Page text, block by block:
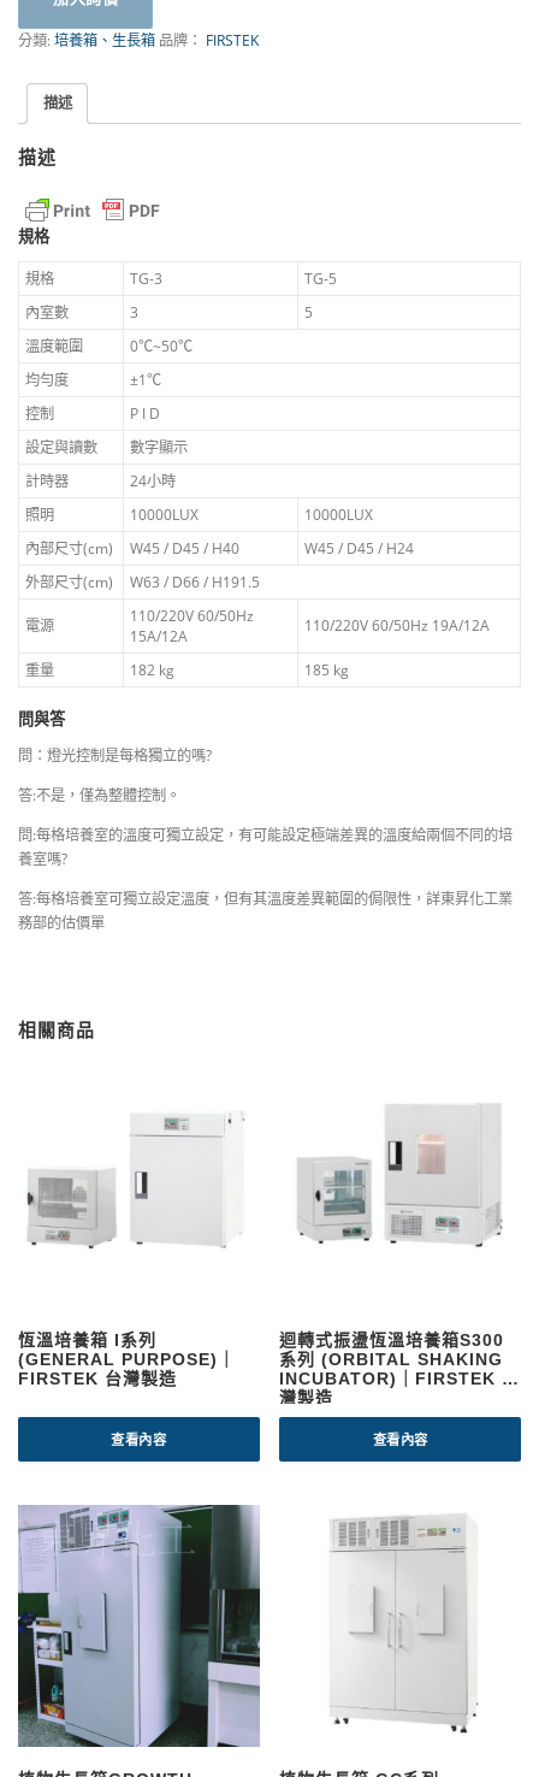
(Temperature
Gradient
系
列
｜
FIRSTEK
台
灣
製
數
量
分類:培養箱、生長箱 品牌： FIRSTEK
描述
描述
規格
規格 TG-3
TG-5
內室數
3
5
溫度範圍
0℃~50℃
均勻度
±1℃
控制
P I D
設定與讀數
數字顯示
計時器
24小時
照明
10000LUX
10000LUX
內部尺寸(cm)
W45 / D45 / H40
W45 / D45 / H24
外部尺寸(cm)
W63 / D66 / H191.5
電源
110/220V 60/50Hz
15A/12A
110/220V 60/50Hz 19A/12A
重量 182 kg 185 kg
問與答
問：燈光控制是每格獨立的嗎?
答:不是，僅為整體控制。
問:每格培養室的溫度可獨立設定，有可能設定極端差異的溫度給兩個不同的培
養室嗎?
答:每格培養室可獨立設定溫度，但有其溫度差異範圍的侷限性，詳東昇化工業
務部的估價單
相關商品
恆溫培養箱 I系列
(GENERAL PURPOSE)｜
FIRSTEK 台灣製造
查看內容
迴轉式振盪恆溫培養箱S300
系列 (ORBITAL SHAKING
INCUBATOR)｜FIRSTEK 台
灣製造
查看內容